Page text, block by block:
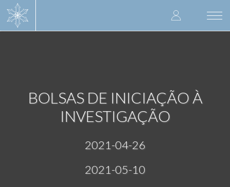
User
account
BOLSAS DE INICIAÇÃO À
INVESTIGAÇÃO
2021-04-26
2021-05-10